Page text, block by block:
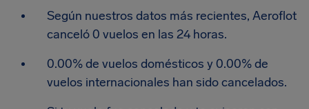
Según nuestros datos más recientes, Aeroflot
canceló 0 vuelos en las 24 horas.
0.00% de vuelos domésticos y 0.00% de
vuelos internacionales han sido cancelados.